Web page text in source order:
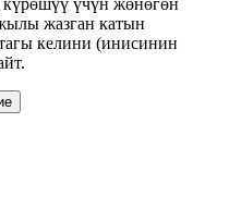
жазган катын
келини (инисинин